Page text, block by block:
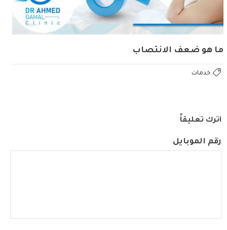
ما هو ضعف الانتصاب
خدمات
اترك تعليقاً
رقم الموبايل